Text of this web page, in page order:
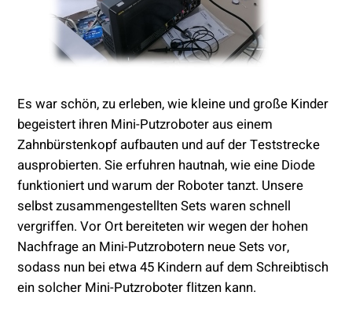
Es war schön, zu erleben, wie kleine und große Kinder
begeistert ihren Mini-Putzroboter aus einem
Zahnbürstenkopf aufbauten und auf der Teststrecke
ausprobierten. Sie erfuhren hautnah, wie eine Diode
funktioniert und warum der Roboter tanzt. Unsere
selbst zusammengestellten Sets waren schnell
vergriffen. Vor Ort bereiteten wir wegen der hohen
Nachfrage an Mini-Putzrobotern neue Sets vor,
sodass nun bei etwa 45 Kindern auf dem Schreibtisch
ein solcher Mini-Putzroboter flitzen kann.